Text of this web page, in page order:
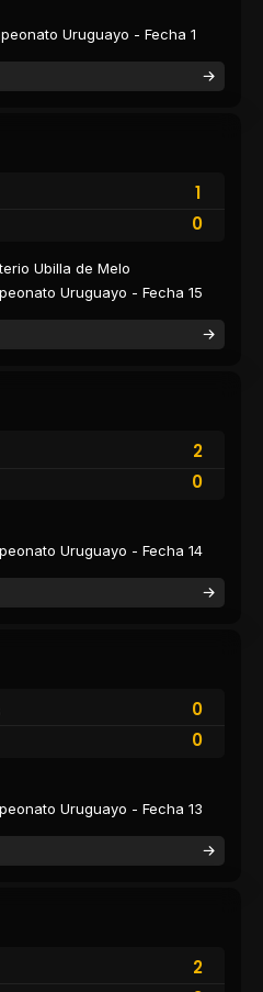
Uruguayo - Fecha 1
1
0
Ubilla de Melo
Uruguayo - Fecha 15
2
0
Uruguayo - Fecha 14
0
0
Uruguayo - Fecha 13
2